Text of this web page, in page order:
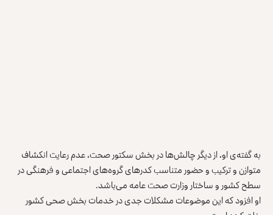
به گفته‌ی او، از دیگر چالش‌ها در بخش سکتور صحت، عدم رعایت انکشاف
متوازن و ترکیب و حضور متناسب کدرهای گروه‌های اجتماعی و فرهنگی در
سطح کشور و ساختار وزارت صحت عامه می‌باشد.
او افزود که این موضوعات مشکلات جدی در خدمات بخش صحی کشور